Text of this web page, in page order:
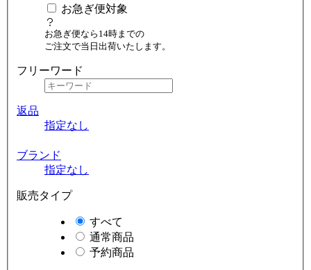
お急ぎ便対象
お急ぎ便なら14時までの
ご注文で当日出荷いたします。
フリーワード
返品
指定なし
ブランド
指定なし
販売タイプ
すべて
通常商品
予約商品